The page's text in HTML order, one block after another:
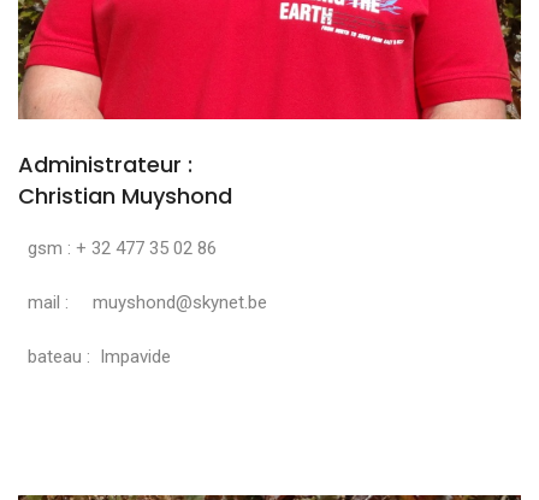
Administrateur :
Christian Muyshond
gsm : + 32 477 35 02 86
mail : muyshond@skynet.be
bateau : Impavide